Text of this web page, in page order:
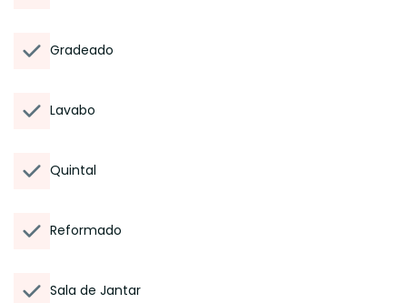
Gradeado
Lavabo
Quintal
Reformado
Sala de Jantar